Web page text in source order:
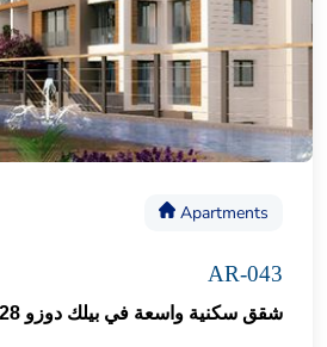
Apartments
AR-043
شقق سكنية واسعة في بيلك دوزو 28